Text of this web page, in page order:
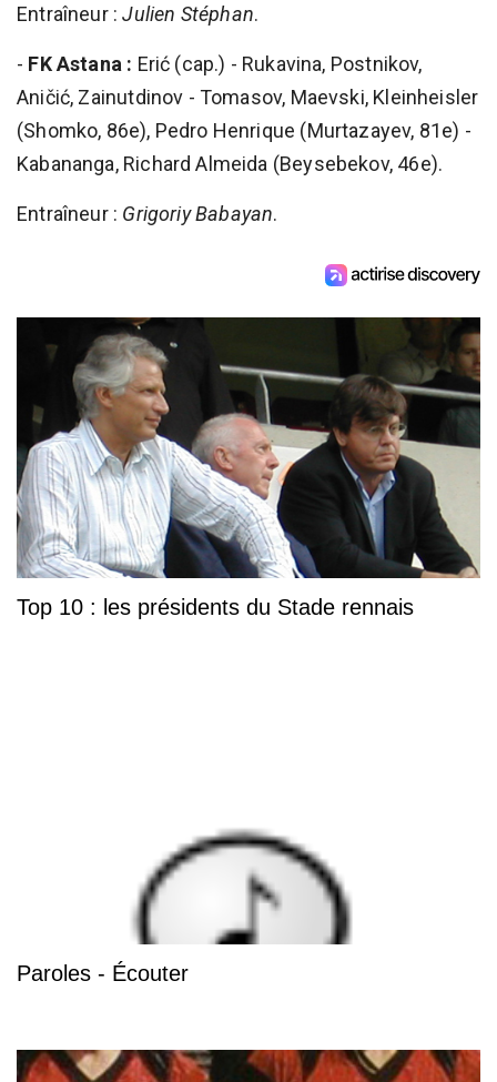
Entraîneur :Julien Stéphan.
- FK Astana : Erić (cap.) - Rukavina, Postnikov,
Aničić, Zainutdinov - Tomasov, Maevski, Kleinheisler
(Shomko, 86e), Pedro Henrique (Murtazayev, 81e) -
Kabananga, Richard Almeida (Beysebekov, 46e).
Entraîneur : Grigoriy Babayan.
Top 10 : les présidents du Stade rennais
Paroles - Écouter